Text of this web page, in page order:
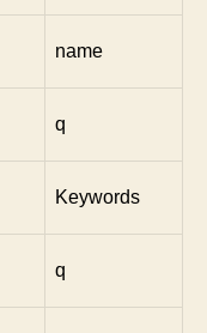
name
q
Keywords
q